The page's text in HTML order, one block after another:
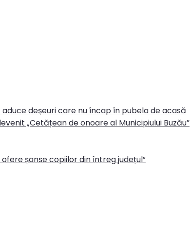
deșeuri care nu încap în pubela de acasă
„Cetățean de onoare al Municipiului Buzău”
șanse copiilor din întreg județul”